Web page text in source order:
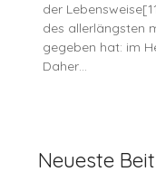
der
des allerlängsten
gegeben hat: im
Daher…
Neueste